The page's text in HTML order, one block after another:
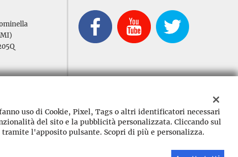
uso di Cookie, Pixel, Tags o altri identificatori necessari
del sito e la pubblicità personalizzata. Cliccando sul
l'apposito pulsante. Scopri di più e personalizza.